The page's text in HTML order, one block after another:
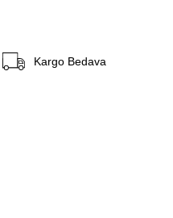
Kargo Bedava